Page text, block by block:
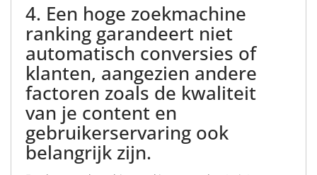
4. Een hoge zoekmachine
ranking garandeert niet
automatisch conversies of
klanten, aangezien andere
factoren zoals de kwaliteit
van je content en
gebruikerservaring ook
belangrijk zijn.